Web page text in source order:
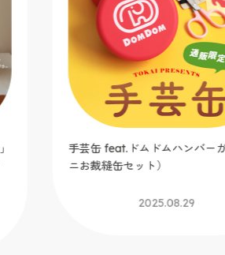
手芸缶 feat.ドムドムハンバーガ
ニお裁縫缶セット）
2025.08.29